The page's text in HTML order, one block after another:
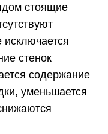
стоящие
исключается
стенок
содержание
уменьшается